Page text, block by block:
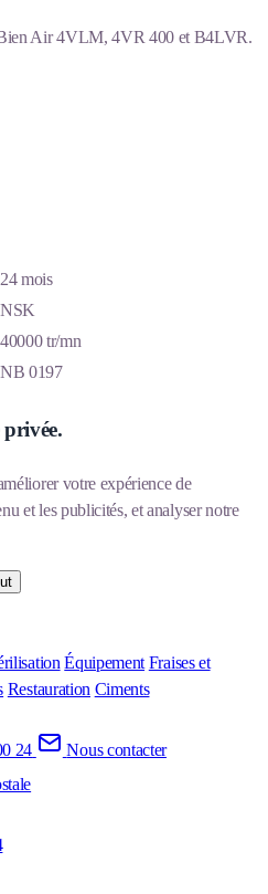
Air 4VLM, 4VR 400 et B4LVR.
24 mois
NSK
40000 tr/mn
NB 0197
privée.
votre expérience de
et les publicités, et analyser notre
Équipement Fraises et
Restauration Ciments
24
Nous contacter